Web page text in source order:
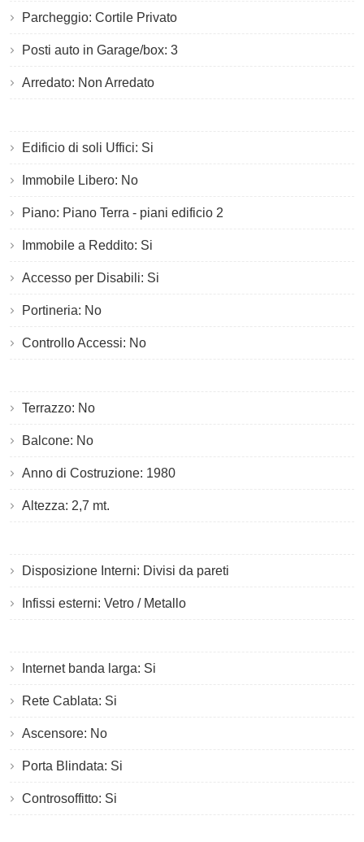
Parcheggio: Cortile Privato
Posti auto in Garage/box: 3
Arredato: Non Arredato
Edificio di soli Uffici: Si
Immobile Libero: No
Piano: Piano Terra - piani edificio 2
Immobile a Reddito: Si
Accesso per Disabili: Si
Portineria: No
Controllo Accessi: No
Terrazzo: No
Balcone: No
Anno di Costruzione: 1980
Altezza: 2,7 mt.
Disposizione Interni: Divisi da pareti
Infissi esterni: Vetro / Metallo
Internet banda larga: Si
Rete Cablata: Si
Ascensore: No
Porta Blindata: Si
Controsoffitto: Si